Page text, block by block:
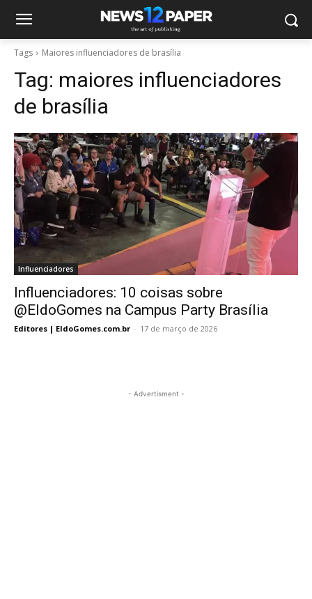
Tags Maiores influenciadores de brasília
Tag: maiores influenciadores
de brasília
Influenciadores
Influenciadores: 10 coisas sobre
@EldoGomes na Campus Party Brasília
Editores | EldoGomes.com.br - 17 de março de 2026
- Advertisment -